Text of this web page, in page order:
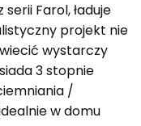
Farol, ładuje
projekt nie
wystarczy
3 stopnie
/
w domu